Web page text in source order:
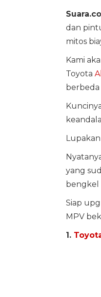
dan
mitos
Kami
Toyota
berbeda
yang
bengkel
Siap
MPV
1.